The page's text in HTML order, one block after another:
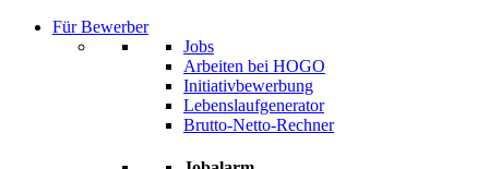
Für Bewerber
Jobs
Arbeiten bei HOGO
Initiativbewerbung
Lebenslaufgenerator
Brutto-Netto-Rechner